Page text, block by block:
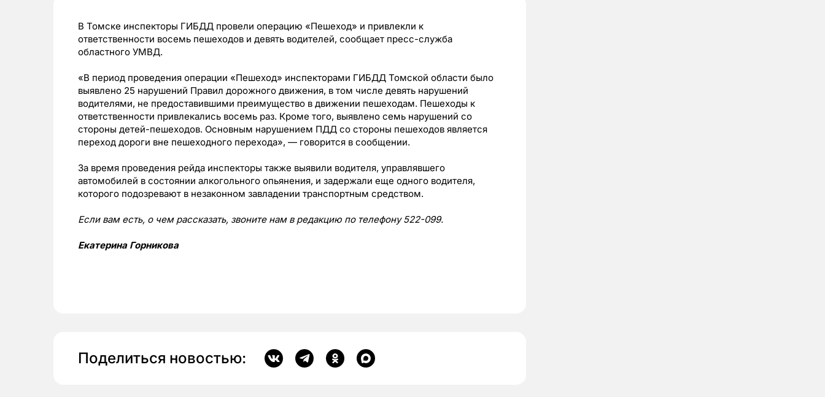
В Томске инспекторы ГИБДД провели операцию «Пешеход» и привлекли к
ответственности восемь пешеходов и девять водителей, сообщает пресс-служба
областного УМВД.
«В период проведения операции «Пешеход» инспекторами ГИБДД Томской области было
выявлено 25 нарушений Правил дорожного движения, в том числе девять нарушений
водителями, не предоставившими преимущество в движении пешеходам. Пешеходы к
ответственности привлекались восемь раз. Кроме того, выявлено семь нарушений со
стороны детей-пешеходов. Основным нарушением ПДД со стороны пешеходов является
переход дороги вне пешеходного перехода», — говорится в сообщении.
За время проведения рейда инспекторы также выявили водителя, управлявшего
автомобилей в состоянии алкогольного опьянения, и задержали еще одного водителя,
которого подозревают в незаконном завладении транспортным средством.
Если вам есть, о чем рассказать, звоните нам в редакцию по телефону 522-099.
Екатерина Горникова
Поделиться новостью: